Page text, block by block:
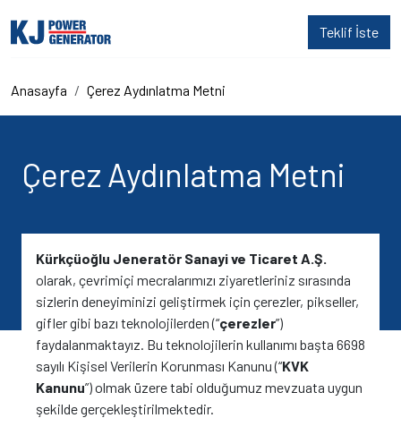
Teklif İste
Anasayfa Çerez Aydınlatma Metni
Çerez Aydınlatma Metni
Kürkçüoğlu Jeneratör Sanayi ve Ticaret A.Ş.
olarak, çevrimiçi mecralarımızı ziyaretleriniz sırasında
sizlerin deneyiminizi geliştirmek için çerezler, pikseller,
gifler gibi bazı teknolojilerden (“çerezler”)
faydalanmaktayız. Bu teknolojilerin kullanımı başta 6698
sayılı Kişisel Verilerin Korunması Kanunu (“KVK
Kanunu”) olmak üzere tabi olduğumuz mevzuata uygun
şekilde gerçekleştirilmektedir.